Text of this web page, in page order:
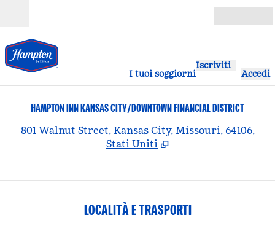
I tuoi soggiorni
Iscriviti
Accedi
HAMPTON INN KANSAS CITY/DOWNTOWN FINANCIAL DISTRICT
801 Walnut Street, Kansas City, Missouri, 64106,
Stati Uniti
LOCALITÀ E TRASPORTI